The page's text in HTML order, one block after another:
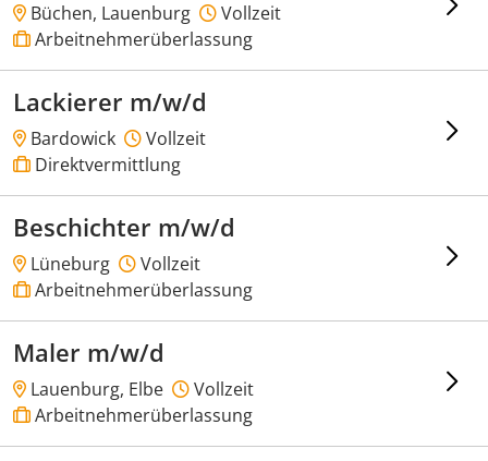
Büchen, Lauenburg
Vollzeit
Arbeitnehmerüberlassung
Lackierer m/w/d
Bardowick
Vollzeit
Direktvermittlung
Beschichter m/w/d
Lüneburg
Vollzeit
Arbeitnehmerüberlassung
Maler m/w/d
Lauenburg, Elbe
Vollzeit
Arbeitnehmerüberlassung